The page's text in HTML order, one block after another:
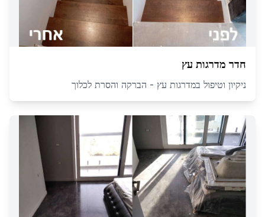
חדר מדרגות עץ
ניקיון וטיפול במדרגות עץ - הברקה והסרת לכלוך